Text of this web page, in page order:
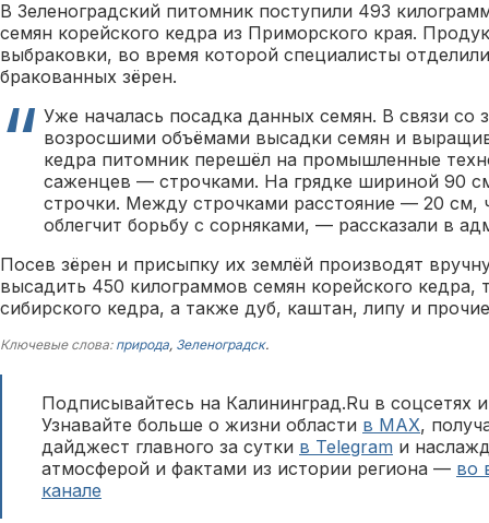
В Зеленоградский питомник поступили 493
семян корейского кедра из Приморского края.
выбраковки, во время которой специалисты
бракованных зёрен.
Уже началась посадка данных семян. В связи со
возросшими объёмами высадки семян и
кедра питомник перешёл на промышленные
саженцев — строчками. На грядке шириной 90
строчки. Между строчками расстояние — 20
облегчит борьбу с сорняками, — рассказали в
Посев зёрен и присыпку их землёй производят
высадить 450 килограммов семян корейского
сибирского кедра, а также дуб, каштан, липу и
Ключевые слова: природа, Зеленоградск.
Подписывайтесь на Калининград.Ru в соцсетях
Узнавайте больше о жизни области в MAX,
дайджест главного за сутки в Telegram и
атмосферой и фактами из истории региона — во
канале